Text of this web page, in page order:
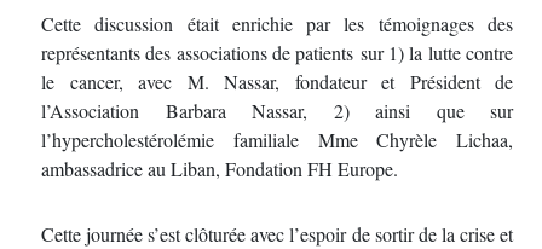
Cette discussion était enrichie par les témoignages des
représentants des associations de patients sur 1) la lutte contre
le cancer, avec M. Nassar, fondateur et Président de
l’Association Barbara Nassar, 2) ainsi que sur
l’hypercholestérolémie familiale Mme Chyrèle Lichaa,
ambassadrice au Liban, Fondation FH Europe.
Cette journée s’est clôturée avec l’espoir de sortir de la crise et